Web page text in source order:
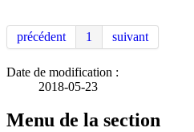
précédent 1 suivant
Date de modification :
2018-05-23
Menu de la section